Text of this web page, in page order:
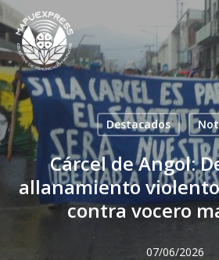
Skip
to
main
content
Destacados
Cárcel de Angol:
allanamiento
contra vocero
07/06/2026